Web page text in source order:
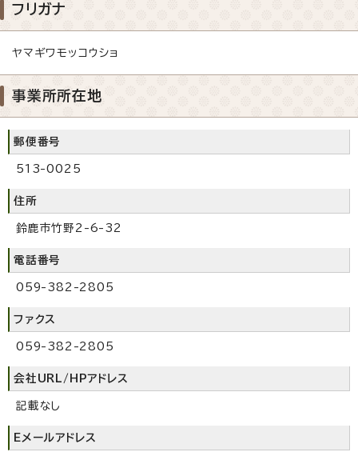
フリガナ
ヤマギワモッコウショ
事業所所在地
郵便番号
513-0025
住所
鈴鹿市竹野2-6-32
電話番号
059-382-2805
ファクス
059-382-2805
会社URL/HPアドレス
記載なし
Eメールアドレス